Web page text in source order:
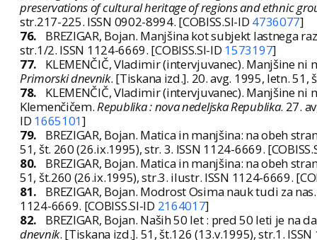
preservations of cultural heritage of regions and ethnic
str.217-225. ISSN 0902-8994. [COBISS.SI-ID 4736077]
76.
BREZIGAR, Bojan. Manjšina kot subjekt lastnega
str.1/2. ISSN 1124-6669. [COBISS.SI-ID 1573197]
77.
KLEMENČIČ, Vladimir (intervjuvanec). Manjšine
Primorski dnevnik. [Tiskana izd.]. 20. avg. 1995, letn. 51,
78.
KLEMENČIČ, Vladimir (intervjuvanec). Manjšine
Klemenčičem.Republika : nova nedeljska Republika. 27.
ID 1665101]
79.
BREZIGAR, Bojan. Matica in manjšina: na obeh
51, št. 260 (26.ix.1995), str. 3. ISSN 1124-6669.
80.
BREZIGAR, Bojan. Matica in manjšina: na obeh
51, št.260 (26.ix.1995), str.3. ilustr. ISSN 1124-6669.
81.
BREZIGAR, Bojan. Modrost Osima nauk tudi za
1124-6669. [COBISS.SI-ID 2164017]
82.
BREZIGAR, Bojan. Naših 50 let : pred 50 leti je na
dnevnik. [Tiskana izd.]. 51, št.126 (13.v.1995), str.1.